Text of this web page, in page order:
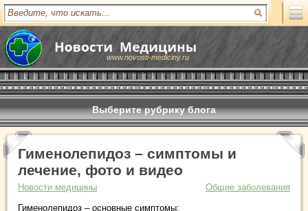
www.novosti-mediciny.ru
Выберите рубрику блога
Гименолепидоз – симптомы и
лечение, фото и видео
Новости медицины
Общие заболевания
Гименолепидоз – основные симптомы: